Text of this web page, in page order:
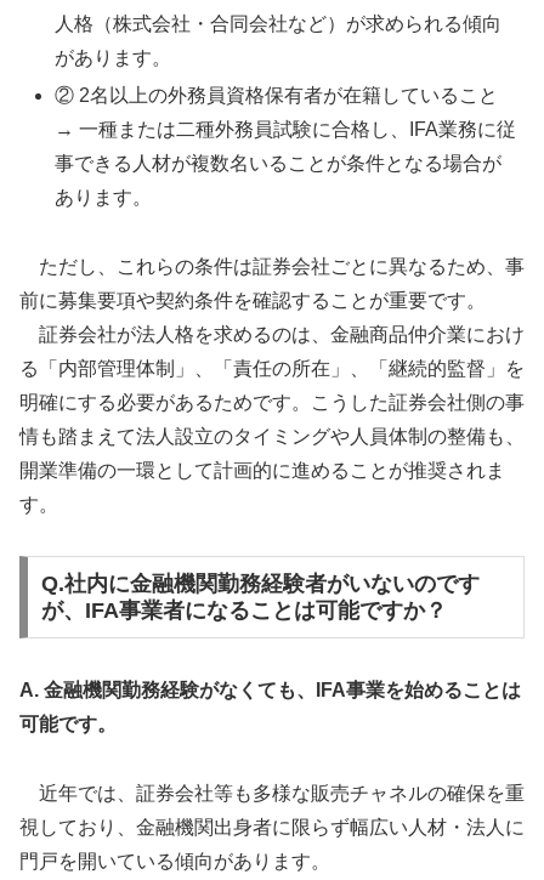
人格（株式会社・合同会社など）が求められる傾向
があります。
② 2名以上の外務員資格保有者が在籍していること
→ 一種または二種外務員試験に合格し、IFA業務に従
事できる人材が複数名いることが条件となる場合が
あります。
ただし、これらの条件は証券会社ごとに異なるため、事
前に募集要項や契約条件を確認することが重要です。
証券会社が法人格を求めるのは、金融商品仲介業におけ
る「内部管理体制」、「責任の所在」、「継続的監督」を
明確にする必要があるためです。こうした証券会社側の事
情も踏まえて法人設立のタイミングや人員体制の整備も、
開業準備の一環として計画的に進めることが推奨されま
す。
Q.社内に金融機関勤務経験者がいないのです
が、IFA事業者になることは可能ですか？
A. 金融機関勤務経験がなくても、IFA事業を始めることは
可能です。
近年では、証券会社等も多様な販売チャネルの確保を重
視しており、金融機関出身者に限らず幅広い人材・法人に
門戸を開いている傾向があります。